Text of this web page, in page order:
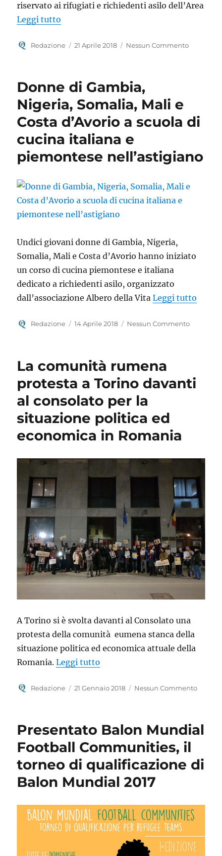
riservato ai rifugiati e richiedenti asilo dell’Area
Leggi tutto
Autore
Redazione
Pubblicato
21 Aprile 2018 Nessun Commento
Donne di Gambia,
Nigeria, Somalia, Mali e
Costa d’Avorio a scuola di
cucina italiana e
piemontese nell’astigiano
Undici giovani donne di Gambia, Nigeria,
Somalia, Mali e Costa d’Avorio hanno iniziato
un corso di cucina piemontese e italiana
dedicato a richiedenti asilo, organizzato
dall’associazione Albero della VitaLeggi tutto
Autore
Redazione
Pubblicato
14 Aprile 2018 Nessun Commento
La comunità rumena
protesta a Torino davanti
al consolato per la
situazione politica ed
economica in Romania
A Torino si è svolta davanti al Consolato una
protesta della comunità eumena stanca della
situazione politica ed economica attuale della
Romania.Leggi tutto
Autore
Redazione
Pubblicato
21 Gennaio 2018 Nessun Commento
Presentato Balon Mundial
Football Communities, il
torneo di qualificazione di
Balon Mundial 2017